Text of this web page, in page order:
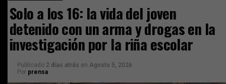
Solo a los 16: la vida del joven
detenido con un arma y drogas en la
investigación por la riña escolar
Publicado 2 días atrás en Agosto 5, 2026
Por prensa